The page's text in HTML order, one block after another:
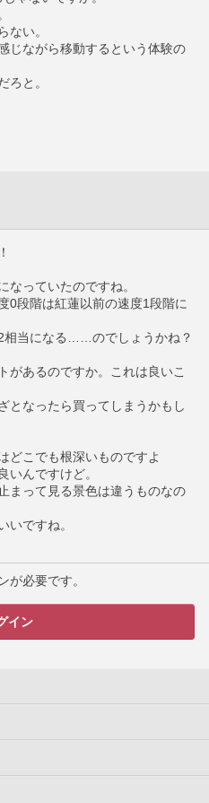
ない。
じながら移動するという体験の
ろと。
なっていたのですね。
0段階は紅蓮以前の速度1段階に
相当になる……のでしょうかね？
があるのですか。これは良いこ
となったら買ってしまうかもし
どこでも根深いものですよ
んですけど。
まって見る景色は違うものなの
いですね。
が必要です。
イン